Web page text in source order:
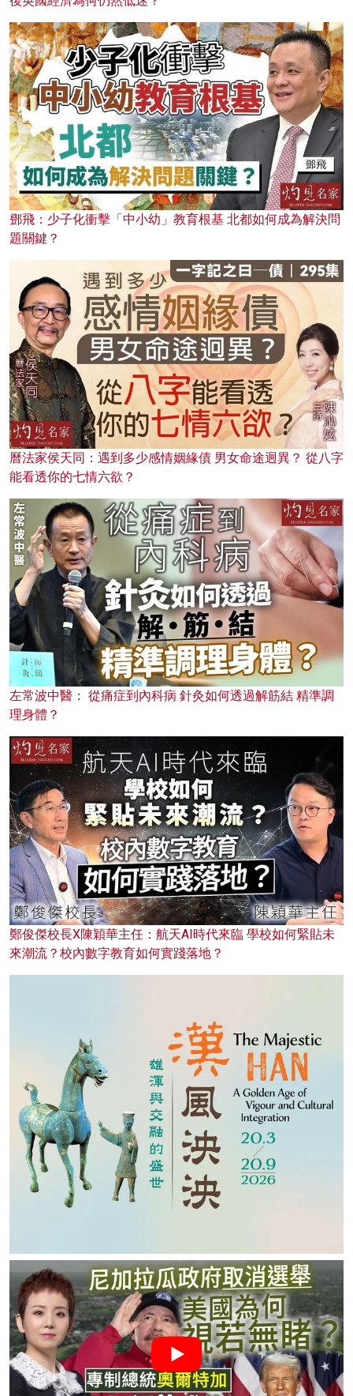
鄧飛：少子化衝擊「中小幼」教育根基 北都如何成為解決問
題關鍵？
曆法家侯天同：遇到多少感情姻緣債 男女命途迥異？ 從八字
能看透你的七情六欲？
左常波中醫： 從痛症到內科病 針灸如何透過解筋結 精準調
理身體？
鄭俊傑校長X陳穎華主任：航天AI時代來臨 學校如何緊貼未
來潮流？校內數字教育如何實踐落地？